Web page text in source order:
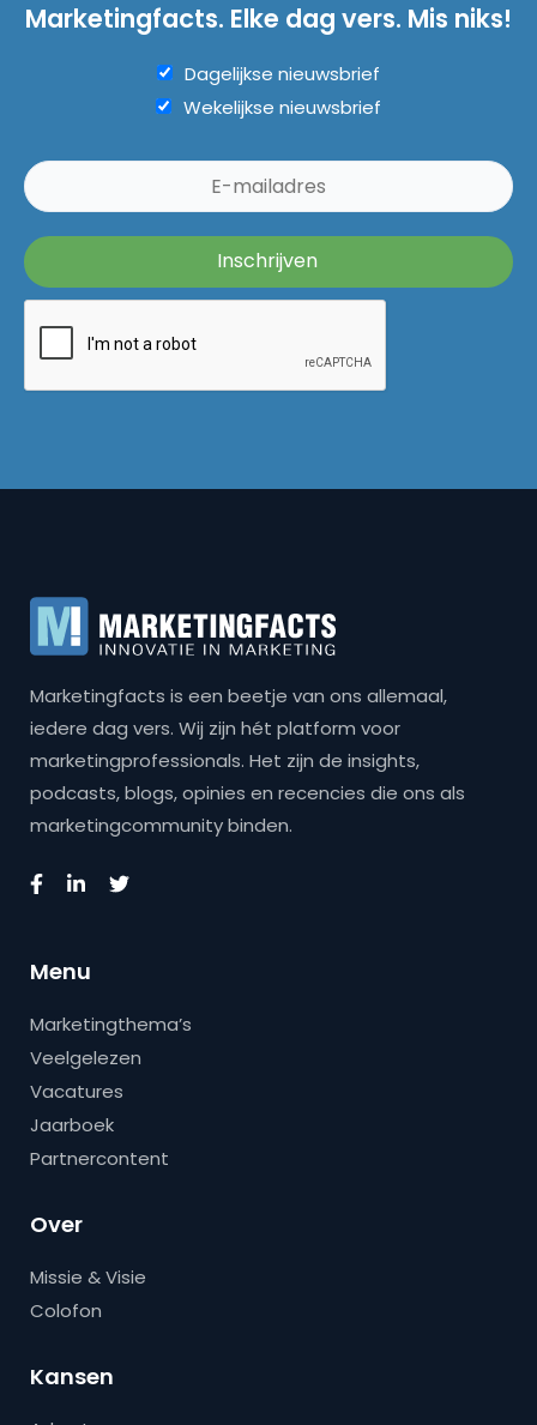
Marketingfacts. Elke dag vers. Mis niks!
Dagelijkse nieuwsbrief
Wekelijkse nieuwsbrief
Marketingfacts is een beetje van ons allemaal,
iedere dag vers. Wij zijn hét platform voor
marketingprofessionals. Het zijn de insights,
podcasts, blogs, opinies en recencies die ons als
marketingcommunity binden.
Menu
Marketingthema’s
Veelgelezen
Vacatures
Jaarboek
Partnercontent
Over
Missie & Visie
Colofon
Kansen